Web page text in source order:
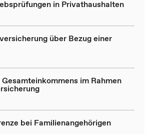
in Privathaushalten
über Bezug einer
im Rahmen
bei Familienangehörigen